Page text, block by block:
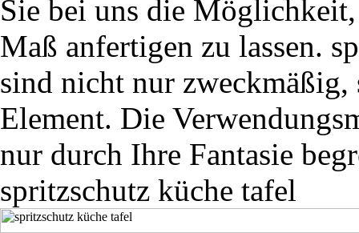
Sie bei uns die
Maß anfertigen zu lassen.
sind nicht nur
Element. Die
nur durch Ihre Fantasie
spritzschutz küche tafel